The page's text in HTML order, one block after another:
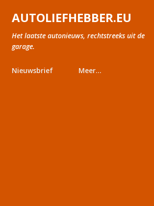
Doorgaan naar hoofdcontent
AUTOLIEFHEBBER.EU
Het laatste autonieuws, rechtstreeks uit de
garage.
Nieuwsbrief Meer…